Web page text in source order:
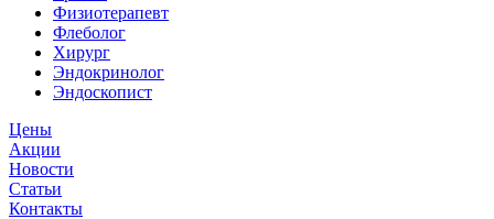
Физиотерапевт
Флеболог
Хирург
Эндокринолог
Эндоскопист
Цены
Акции
Новости
Статьи
Контакты